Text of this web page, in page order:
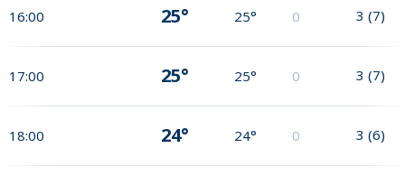
16:00 25° 25° 0 3 (7)
17:00 25° 25° 0 3 (7)
18:00 24° 24° 0 3 (6)